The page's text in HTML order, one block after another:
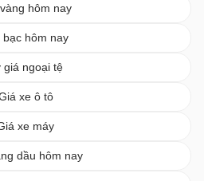
hôm nay
bạc hôm nay
giá ngoại tệ
xe ô tô
xe máy
dầu hôm nay